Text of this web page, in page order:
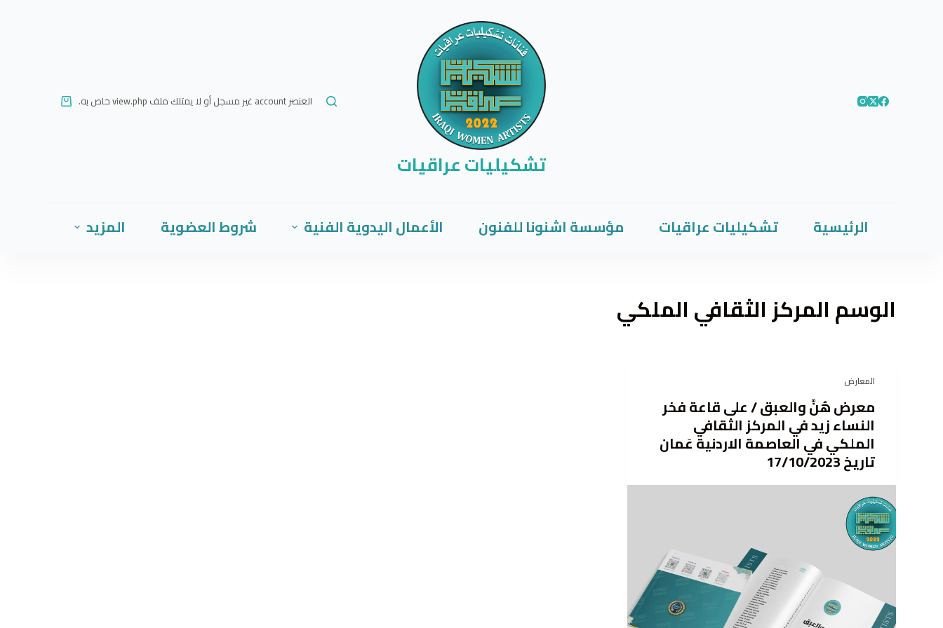
تشكيليات عراقيات
العنصر account غير مسجل أو لا يمتلك ملف view.php خاص به.
الرئيسية تشكيليات عراقيات مؤسسة اشنونا للفنون الأعمال اليدوية الفنية شروط العضوية المزيد
الوسمالمركز الثقافي الملكي
المعارض
معرض هُنَّ والعبق / على قاعة فخر
النساء زيد في المركز الثقافي
الملكي في العاصمة الاردنية عَمان
تاريخ 17/10/2023